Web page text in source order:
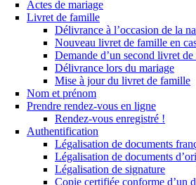
Actes de mariage
Livret de famille
Délivrance à l’occasion de la
Nouveau livret de famille en
Demande d’un second livret
Délivrance lors du mariage
Mise à jour du livret de famille
Nom et prénom
Prendre rendez-vous en ligne
Rendez-vous enregistré !
Authentification
Légalisation de documents
Légalisation de documents
Légalisation de signature
Copie certifiée conforme d’un